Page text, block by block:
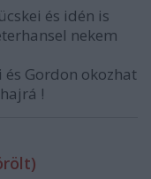
és idén is
nekem
és Gordon okozhat
!